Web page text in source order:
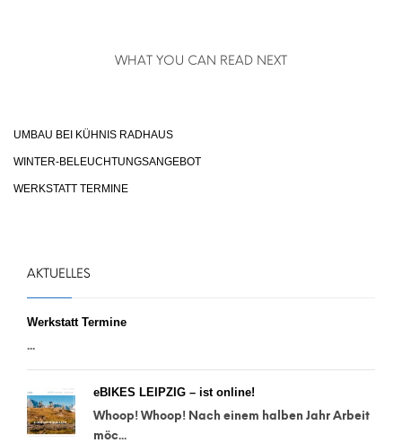
WHAT YOU CAN READ NEXT
UMBAU BEI KÜHNIS RADHAUS
WINTER-BELEUCHTUNGSANGEBOT
WERKSTATT TERMINE
AKTUELLES
Werkstatt Termine
...
eBIKES LEIPZIG – ist online!
Whoop! Whoop! Nach einem halben Jahr Arbeit
möc...